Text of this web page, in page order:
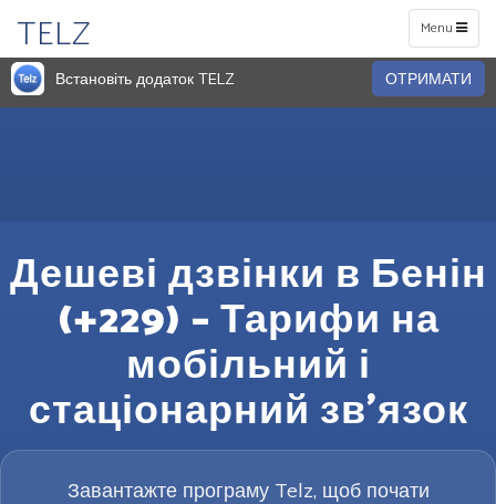
Toggle
navigation
Menu
TELZ
Встановіть додаток TELZ ОТРИМАТИ
Дешеві дзвінки в Бенін
(+229) – Тарифи на
мобільний і
стаціонарний зв’язок
Завантажте програму Telz, щоб почати